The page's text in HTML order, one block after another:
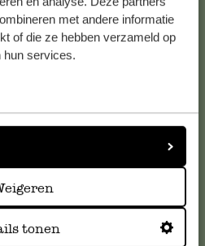
met andere informatie
of die ze hebben verzameld op
hun services.
tonen
Hilfe
Tipps und Hilfe brauchen, wenden